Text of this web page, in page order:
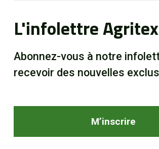
L'infolettre Agritex
Abonnez-vous à notre
recevoir des nouvelles
M’inscrire